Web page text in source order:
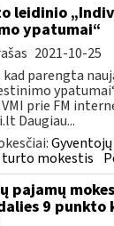
leidinio
ypatumai“
2021-10-25
parengta
prie FM
Daugiau...
mokestis
pajamų
9 punkto